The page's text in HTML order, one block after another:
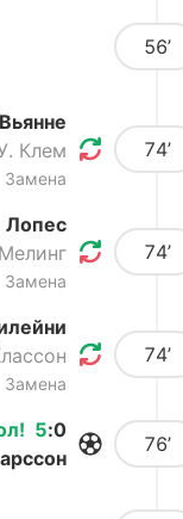
56’
Клем
Замена
74’
Замена
74’
Замена
74’
! 5:0
76’